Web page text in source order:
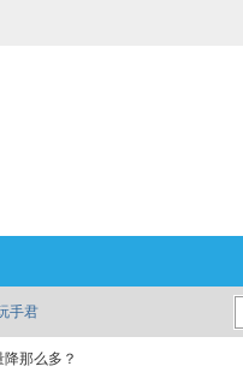
手君
那么多？